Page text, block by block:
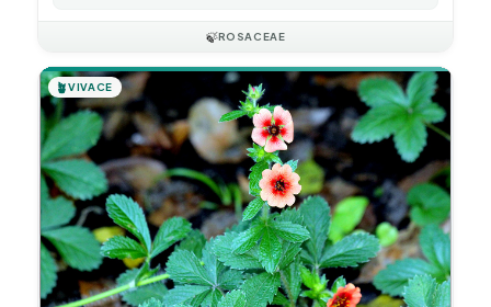
🍃ROSACEAE
🪴VIVACE